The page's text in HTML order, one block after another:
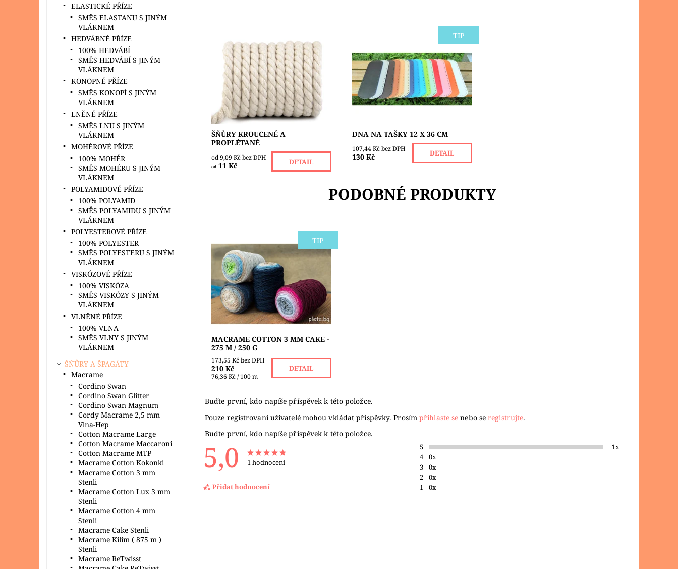
V nabídce máme univerzální
kroucené šňůry z bavlny, které se
používají k výrobě úchytů kabelek
a tašek, k ozdobení košíků čí jiných
dekorací. Máme...
Dostupnost:
Skladem 19
ŠŇŮRY KROUCENÉ A
PROPLÉTANÉ
od 9,09 Kč bez DPH
od 11 Kč DETAIL
TIP
Dno z eko kůže je vhodné na
výrobu kabelek a tašek z přízí,
macrame, šňůr nebo špagátů. Má v
sobě malé otvory ( Ø 4 mm ) pro
snadnější práci....
Dostupnost:
Skladem 6
DNA NA TAŠKY 12 X 36 CM
107,44 Kč bez DPH
130 Kč DETAIL
PODOBNÉ PRODUKTY
TIP
Další nádherná bavlněná
šňůrková příze o síle 3 mm od
firmy STENLI. Vhodná na výrobu
kabelek, tašek, bytových dekorací,
nástěnných dekorací...
Dostupnost:
Skladem 2
Značka:
STENLI
MACRAME COTTON 3 MM CAKE -
275 M / 250 G
173,55 Kč bez DPH
210 Kč
76,36 Kč / 100 m
DETAIL
Buďte první, kdo napíše příspěvek k této položce.
Pouze registrovaní uživatelé mohou vkládat příspěvky. Prosímpřihlaste se nebo seregistrujte.
Buďte první, kdo napíše příspěvek k této položce.
5,0 1 hodnocení
Přidat hodnocení
5
1x
4
0x
3
0x
2
0x
1
0x
ELASTICKÉ PŘÍZE
SMĚS ELASTANU S JINÝM
VLÁKNEM
HEDVÁBNÉ PŘÍZE
100% HEDVÁBÍ
SMĚS HEDVÁBÍ S JINÝM
VLÁKNEM
KONOPNÉ PŘÍZE
SMĚS KONOPÍ S JINÝM
VLÁKNEM
LNĚNÉ PŘÍZE
SMĚS LNU S JINÝM
VLÁKNEM
MOHÉROVÉ PŘÍZE
100% MOHÉR
SMĚS MOHÉRU S JINÝM
VLÁKNEM
POLYAMIDOVÉ PŘÍZE
100% POLYAMID
SMĚS POLYAMIDU S JINÝM
VLÁKNEM
POLYESTEROVÉ PŘÍZE
100% POLYESTER
SMĚS POLYESTERU S JINÝM
VLÁKNEM
VISKÓZOVÉ PŘÍZE
100% VISKÓZA
SMĚS VISKÓZY S JINÝM
VLÁKNEM
VLNĚNÉ PŘÍZE
100% VLNA
SMĚS VLNY S JINÝM
VLÁKNEM
ŠŇŮRY A ŠPAGÁTY
Macrame
Cordino Swan
Cordino Swan Glitter
Cordino Swan Magnum
Cordy Macrame 2,5 mm
Vlna-Hep
Cotton Macrame Large
Cotton Macrame Maccaroni
Cotton Macrame MTP
Macrame Cotton Kokonki
Macrame Cotton 3 mm
Stenli
Macrame Cotton Lux 3 mm
Stenli
Macrame Cotton 4 mm
Stenli
Macrame Cake Stenli
Macrame Kilim ( 875 m )
Stenli
Macrame ReTwisst